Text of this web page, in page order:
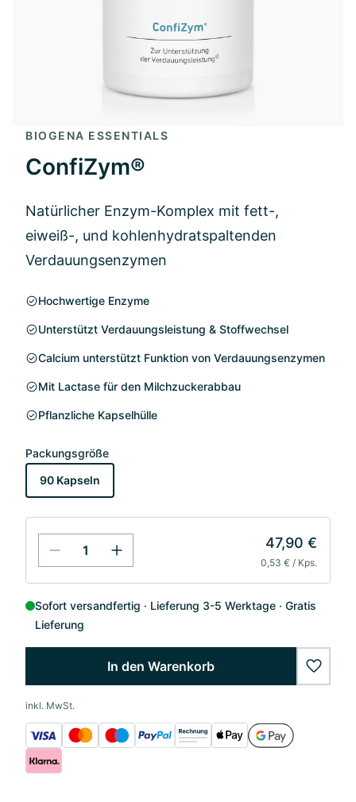
BIOGENA ESSENTIALS
ConfiZym®
Natürlicher Enzym-Komplex mit fett-,
eiweiß-, und kohlenhydratspaltenden
Verdauungsenzymen
Hochwertige Enzyme
Unterstützt Verdauungsleistung & Stoffwechsel
Calcium unterstützt Funktion von Verdauungsenzymen
Mit Lactase für den Milchzuckerabbau
Pflanzliche Kapselhülle
Packungsgröße
90 Kapseln
47,90 €
0,53 € / Kps.
Sofort versandfertig Lieferung 3-5 Werktage
Gratis
Lieferung
In den Warenkorb
inkl. MwSt.